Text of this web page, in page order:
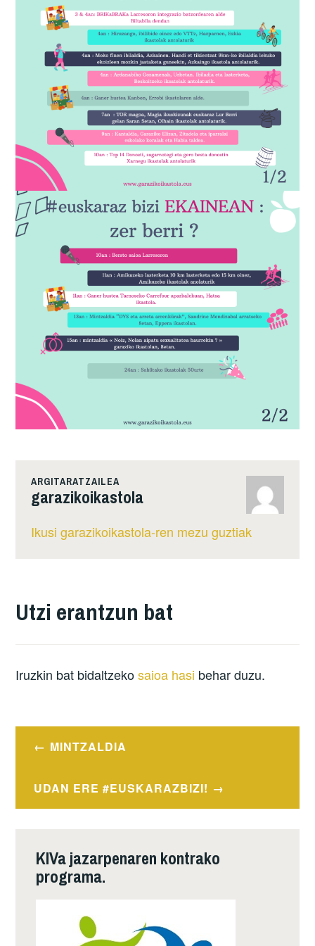
ARGITARATZAILEA
garazikoikastola
Ikusi garazikoikastola-ren mezu guztiak
Utzi erantzun bat
Iruzkin bat bidaltzekosaioa hasi behar duzu.
PostMINTZALDIA
UDAN ERE #EUSKARAZBIZI!
KIVa jazarpenaren kontrako
programa.